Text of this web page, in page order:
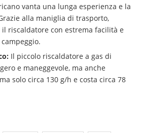
vanta una lunga esperienza e la
alla maniglia di trasporto,
riscaldatore con estrema facilità e
Il piccolo riscaldatore a gas di
e maneggevole, ma anche
solo circa 130 g/h e costa circa 78